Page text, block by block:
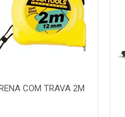
COM TRAVA 2M